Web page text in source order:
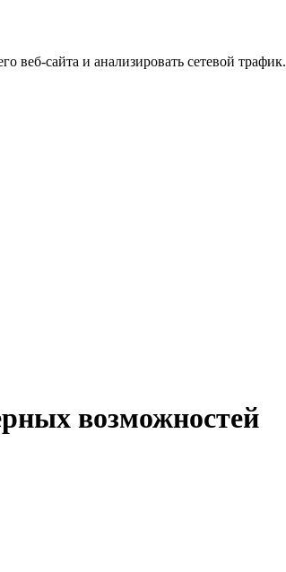
веб-сайта и анализировать сетевой трафик.
возможностей